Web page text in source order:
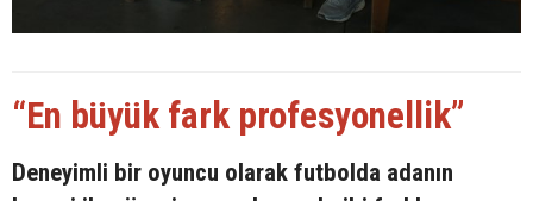
“En büyük fark profesyonellik”
Deneyimli bir oyuncu olarak futbolda adanın